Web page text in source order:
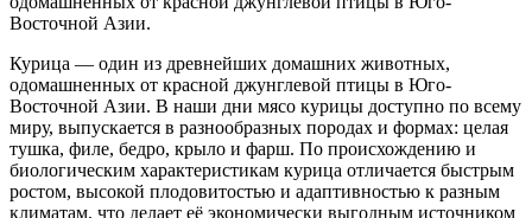
Восточной Азии.
Курица — один из древнейших домашних животных,
одомашненных от красной джунглевой птицы в Юго-
Восточной Азии. В наши дни мясо курицы доступно по всему
миру, выпускается в разнообразных породах и формах: целая
тушка, филе, бедро, крыло и фарш. По происхождению и
биологическим характеристикам курица отличается быстрым
ростом, высокой плодовитостью и адаптивностью к разным
климатам, что делает её экономически выгодным источником